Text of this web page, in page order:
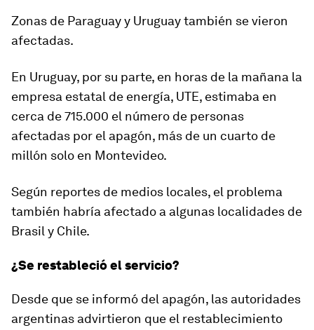
Zonas de Paraguay y Uruguay también se vieron
afectadas.
En Uruguay, por su parte, en horas de la mañana la
empresa estatal de energía, UTE, estimaba en
cerca de 715.000 el número de personas
afectadas por el apagón, más de un cuarto de
millón solo en Montevideo.
Según reportes de medios locales, el problema
también habría afectado a algunas localidades de
Brasil y Chile.
¿Se restableció el servicio?
Desde que se informó del apagón, las autoridades
argentinas advirtieron que el restablecimiento